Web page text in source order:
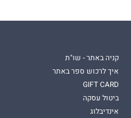
קניה באתר - שו"ת
איך לרכוש ספר באתר
GIFT CARD
ביטול עסקה
אינדיבלוג